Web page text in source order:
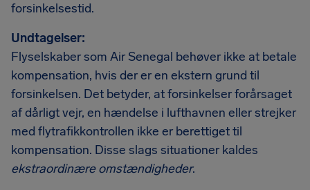
forsinkelsestid.
Undtagelser:
Flyselskaber som Air Senegal behøver ikke at betale
kompensation, hvis der er en ekstern grund til
forsinkelsen. Det betyder, at forsinkelser forårsaget
af dårligt vejr, en hændelse i lufthavnen eller strejker
med flytrafikkontrollen ikke er berettiget til
kompensation. Disse slags situationer kaldes
ekstraordinære omstændigheder.